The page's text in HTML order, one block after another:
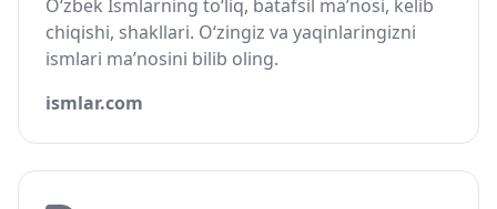
O‘zbek Ismlarning to‘liq, batafsil ma’nosi, kelib
chiqishi, shakllari. O‘zingiz va yaqinlaringizni
ismlari ma’nosini bilib oling.
ismlar.com